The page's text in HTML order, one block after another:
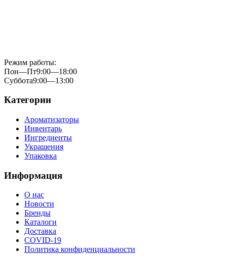
Режим работы:
Пон—Пт9:00—18:00
Суббота9:00—13:00
Категории
Ароматизаторы
Инвентарь
Ингредиенты
Украшения
Упаковка
Информация
О нас
Новости
Бренды
Каталоги
Доставка
COVID-19
Политика конфиденциальности